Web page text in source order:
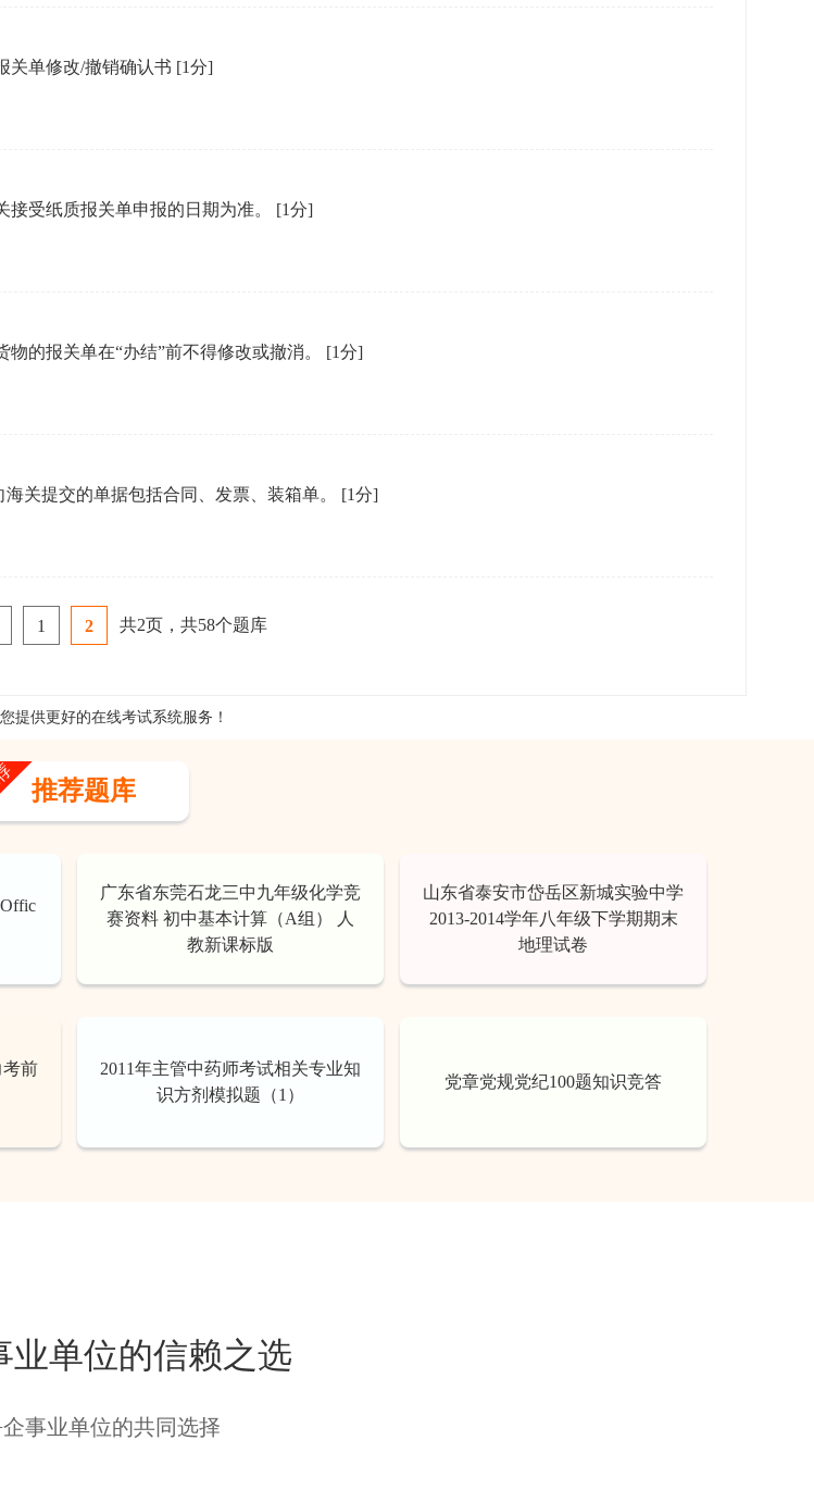
关单修改/撤销确认书 [1分]
受纸质报关单申报的日期为准。 [1分]
的报关单在“办结”前不得修改或撤消。 [1分]
关提交的单据包括合同、发票、装箱单。 [1分]
1 2 共2页，共58个题库
提供更好的在线考试系统服务！
推荐题库
广东省东莞石龙三中九年级化学竞
赛资料 初中基本计算（A组） 人
教新课标版
山东省泰安市岱岳区新城实验中学
2013-2014学年八年级下学期期末
地理试卷
考前
2011年主管中药师考试相关专业知
识方剂模拟题（1）
党章党规党纪100题知识竞答
业单位的信赖之选
企事业单位的共同选择